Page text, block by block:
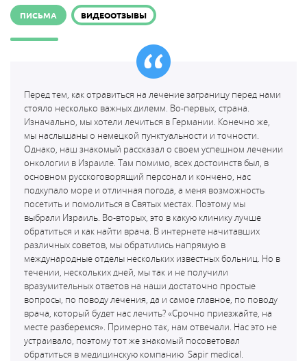
ПИСЬМА ВИДЕООТЗЫВЫ
Перед тем, как отравиться на лечение заграницу перед нами
стояло несколько важных дилемм. Во-первых, страна.
Изначально, мы хотели лечиться в Германии. Конечно же,
мы наслышаны о немецкой пунктуальности и точности.
Однако, наш знакомый рассказал о своем успешном лечении
онкологии в Израиле. Там помимо, всех достоинств был, в
основном русскоговорящий персонал и кончено, нас
подкупало море и отличная погода, а меня возможность
посетить и помолиться в Святых местах. Поэтому мы
выбрали Израиль. Во-вторых, это в какую клинику лучше
обратиться и как найти врача. В интернете начитавших
различных советов, мы обратились напрямую в
международные отделы нескольких известных больниц. Но в
течении, нескольких дней, мы так и не получили
вразумительных ответов на наши достаточно простые
вопросы, по поводу лечения, да и самое главное, по поводу
врача, который будет нас лечить? «Срочно приезжайте, на
месте разберемся». Примерно так, нам отвечали. Нас это не
устраивало, поэтому тот же знакомый посоветовал
обратиться в медицинскую компанию Sapir medical.